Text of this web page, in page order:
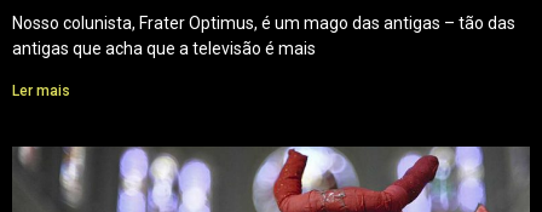
Nosso colunista, Frater Optimus, é um mago das antigas – tão das
antigas que acha que a televisão é mais
Ler mais